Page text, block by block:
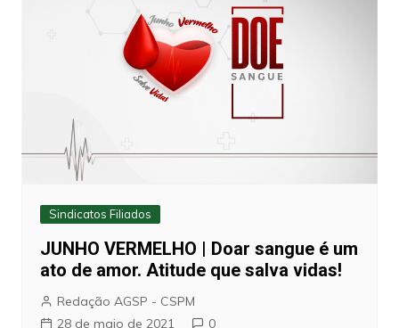
Sindicatos Filiados
JUNHO VERMELHO | Doar sangue é um
ato de amor. Atitude que salva vidas!
Redação AGSP - CSPM
28 de maio de 2021
0